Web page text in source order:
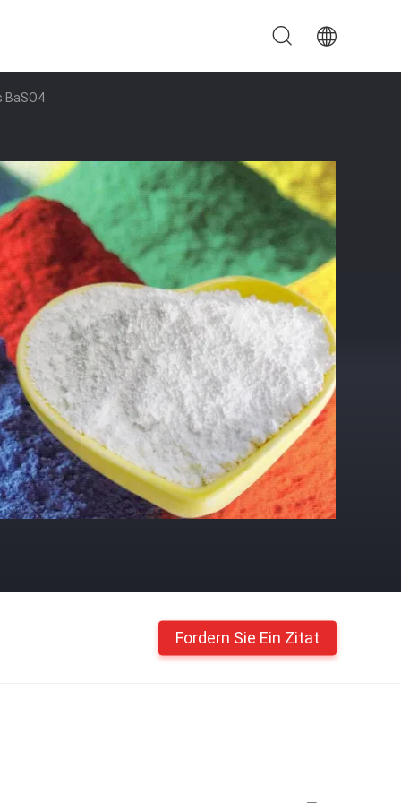
BaSO4
Fordern Sie Ein Zitat